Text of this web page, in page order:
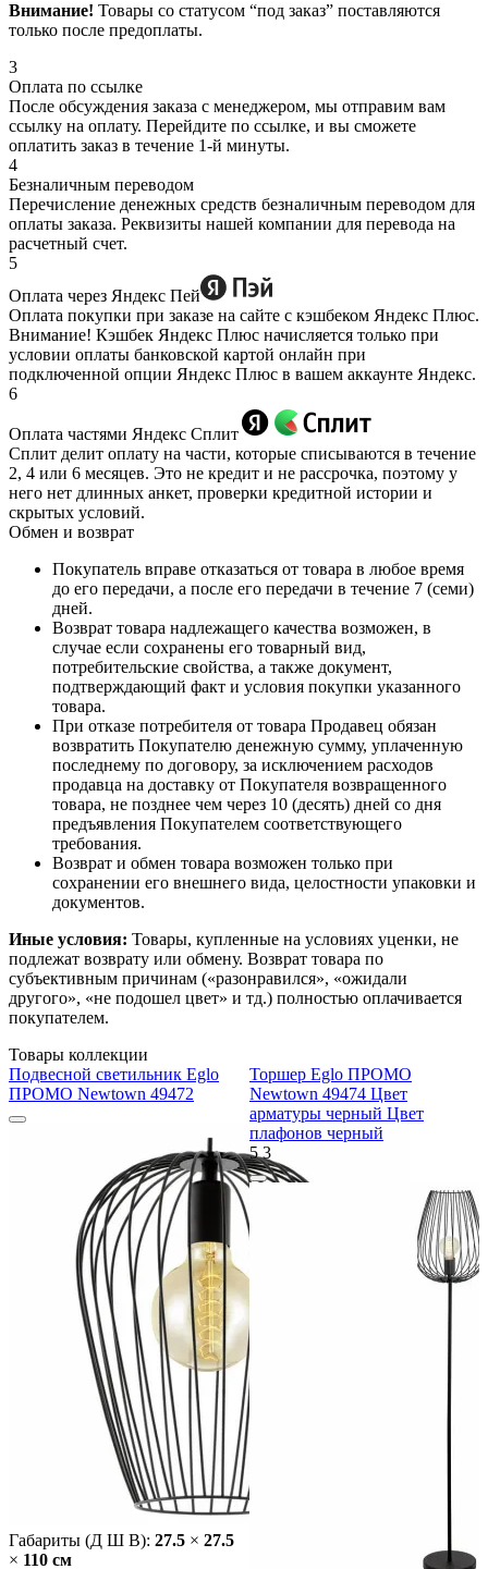
Внимание! Товары со статусом “под заказ” поставляются
только после предоплаты.
3
Оплата по ссылке
После обсуждения заказа с менеджером, мы отправим вам
ссылку на оплату. Перейдите по ссылке, и вы сможете
оплатить заказ в течение 1-й минуты.
4
Безналичным переводом
Перечисление денежных средств безналичным переводом для
оплаты заказа. Реквизиты нашей компании для перевода на
расчетный счет.
5
Оплата через Яндекс Пей
Оплата покупки при заказе на сайте с кэшбеком Яндекс Плюс.
Внимание! Кэшбек Яндекс Плюс начисляется только при
условии оплаты банковской картой онлайн при
подключенной опции Яндекс Плюс в вашем аккаунте Яндекс.
6
Оплата частями Яндекс Сплит
Сплит делит оплату на части, которые списываются в течение
2, 4 или 6 месяцев. Это не кредит и не рассрочка, поэтому у
него нет длинных анкет, проверки кредитной истории и
скрытых условий.
Обмен и возврат
Покупатель вправе отказаться от товара в любое время
до его передачи, а после его передачи в течение 7 (семи)
дней.
Возврат товара надлежащего качества возможен, в
случае если сохранены его товарный вид,
потребительские свойства, а также документ,
подтверждающий факт и условия покупки указанного
товара.
При отказе потребителя от товара Продавец обязан
возвратить Покупателю денежную сумму, уплаченную
последнему по договору, за исключением расходов
продавца на доставку от Покупателя возвращенного
товара, не позднее чем через 10 (десять) дней со дня
предъявления Покупателем соответствующего
требования.
Возврат и обмен товара возможен только при
сохранении его внешнего вида, целостности упаковки и
документов.
Иные условия: Товары, купленные на условиях уценки, не
подлежат возврату или обмену. Возврат товара по
субъективным причинам («разонравился», «ожидали
другого», «не подошел цвет» и тд.) полностью оплачивается
покупателем.
Товары коллекции
Подвесной светильник Eglo
ПРОМО Newtown 49472
Габариты (Д Ш В): 27.5 × 27.5
× 110 cм
Торшер Eglo ПРОМО
Newtown 49474 Цвет
арматуры черный Цвет
плафонов черный
5 3